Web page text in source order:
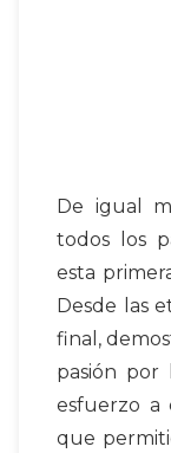
De igual
todos los
esta
Desde las
final,
pasión por
esfuerzo a
que